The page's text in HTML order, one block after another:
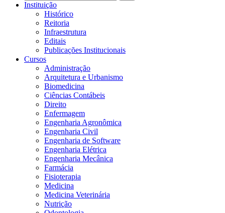
Instituição
Histórico
Reitoria
Infraestrutura
Editais
Publicações Institucionais
Cursos
Administração
Arquitetura e Urbanismo
Biomedicina
Ciências Contábeis
Direito
Enfermagem
Engenharia Agronômica
Engenharia Civil
Engenharia de Software
Engenharia Elétrica
Engenharia Mecânica
Farmácia
Fisioterapia
Medicina
Medicina Veterinária
Nutrição